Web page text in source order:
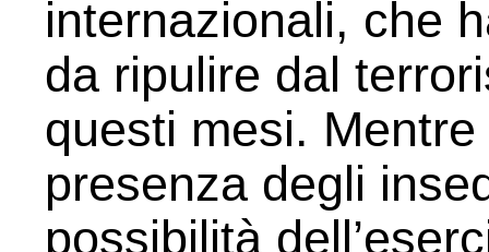
internazionali, che
da ripulire dal
questi mesi.
presenza degli
possibilità